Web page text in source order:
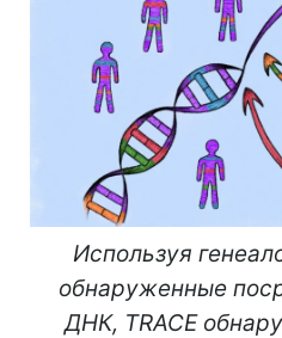
Используя
обнаруженные
ДНК, TRACE